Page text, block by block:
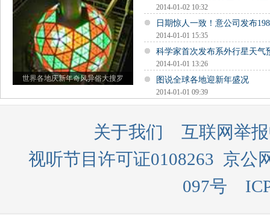
世界各地庆新年奇风异俗大搜罗
2014-01-02 10:32
日期惊人一致！意公司发布
2014-01-01 15:35
科学家首次发布系外行星天气
2014-01-01 13:26
图说全球各地迎新年盛况
2014-01-01 09:39
关于我们
互联网举
视听节目许可证0108263 京公
097号